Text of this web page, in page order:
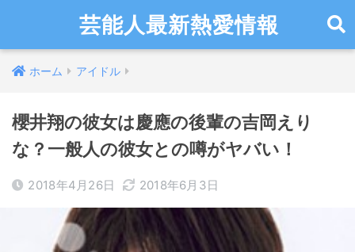
芸能人最新熱愛情報
ホーム アイドル
櫻井翔の彼女は慶應の後輩の吉岡えり
な？一般人の彼女との噂がヤバい！
2018年4月26日 2018年6月3日